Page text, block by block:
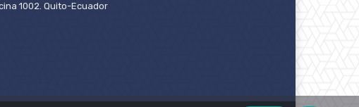
1002. Quito-Ecuador